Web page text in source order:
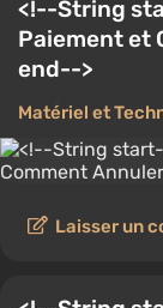
réalisation de
trouverez des
des tireurs et
ainsi que des
dans les jeux.
informations et
plus complexes.
<!--String
Paiement et
end-->
Matériel et
Laisser un